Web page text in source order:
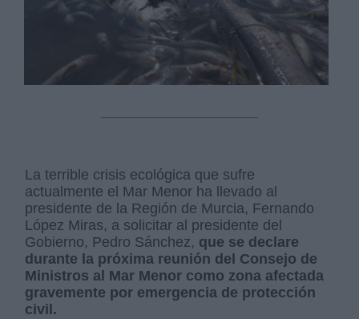
La terrible crisis ecológica que sufre
actualmente el Mar Menor ha llevado al
presidente de la Región de Murcia, Fernando
López Miras, a solicitar al presidente del
Gobierno, Pedro Sánchez, que se declare
durante la próxima reunión del Consejo de
Ministros al Mar Menor como zona afectada
gravemente por emergencia de protección
civil.